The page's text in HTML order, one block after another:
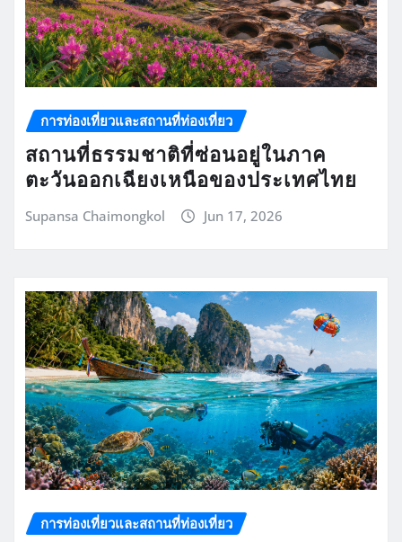
การท่องเที่ยวและสถานที่ท่องเที่ยว
สถานที่ธรรมชาติที่ซ่อนอยู่ในภาค
ตะวันออกเฉียงเหนือของประเทศไทย
Supansa Chaimongkol Jun 17, 2026
การท่องเที่ยวและสถานที่ท่องเที่ยว